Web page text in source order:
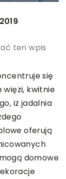
ten wpis
się
więzi, kwitnie
iż jadalnia
oferują
domowe